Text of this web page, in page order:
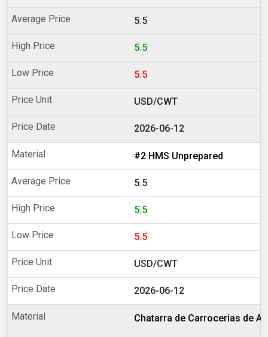
5.5
5.5
5.5
USD/CWT
2026-06-12
#2 HMS Unprepared
5.5
5.5
5.5
USD/CWT
2026-06-12
Chatarra de Carrocerias de